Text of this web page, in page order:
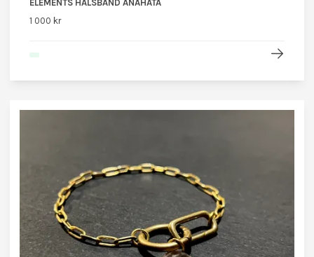
ELEMENTS HALSBAND ANAHATA
1 000 kr